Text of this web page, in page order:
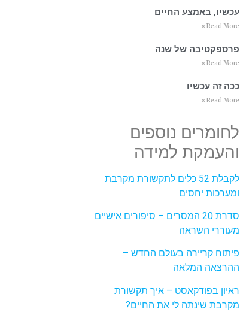
עכשיו, באמצע החיים
Read More »
פרספקטיבה של שנה
Read More »
ככה זה עכשיו
Read More »
לחומרים נוספים
והעמקת למידה
לקבלת 52 כלים לתקשורת מקרבת
ומערכות יחסים
סדרת 20 המסרים – סיפורים אישיים
מעוררי השראה
פיתוח קריירה בעולם החדש –
ההרצאה המלאה
ראיון בפודקאסט – איך תקשורת
מקרבת שינתה לי את החיים?